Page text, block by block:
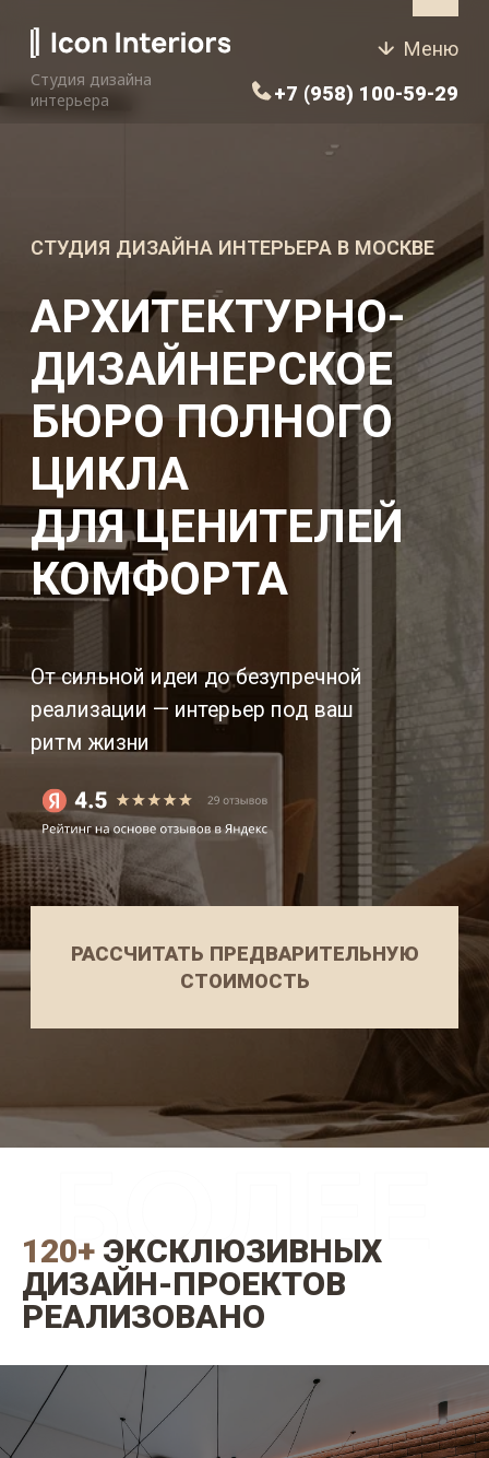
АРХИТЕКТУРНО-
ДИЗАЙНЕРСКОЕ
БЮРО ПОЛНОГО
ЦИКЛА
ДЛЯ ЦЕНИТЕЛЕЙ
КОМФОРТА
Студия дизайна
интерьера
РАССЧИТАТЬ ПРЕДВАРИТЕЛЬНУЮ
От сильной идеи до безупречной
реализации — интерьер под ваш
ритм жизни
120+ ЭКСКЛЮЗИВНЫХ
ДИЗАЙН-ПРОЕКТОВ
РЕАЛИЗОВАНО